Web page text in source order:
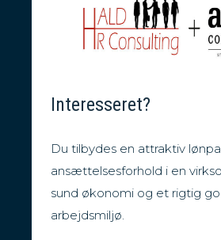
Interesseret?
Du tilbydes en attraktiv
ansættelsesforhold i en
sund økonomi og et rigtig
arbejdsmiljø.